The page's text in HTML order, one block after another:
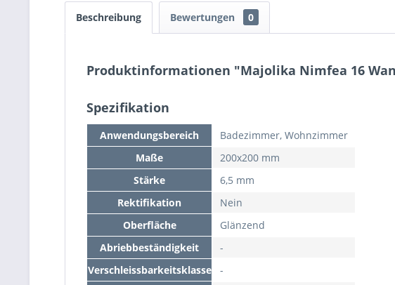
Beschreibung Bewertungen 0
Produktinformationen "Majolika Nimfea 16
Spezifikation
Anwendungsbereich
Badezimmer, Wohnzimmer
Maße
200x200 mm
Stärke
6,5 mm
Rektifikation
Nein
Oberfläche
Glänzend
Abriebbeständigkeit
-
Verschleissbarkeitsklasse
-